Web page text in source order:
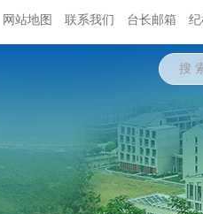
网站地图 联系我们 台长邮箱